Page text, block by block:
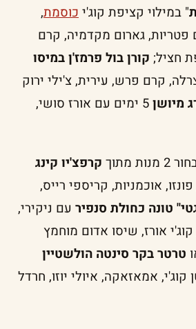
" במילוי קציפת קוג'יכוסמת,
פטריות, גארום מקדמיה, קרם
חציל; קורן בול פרמז'ן במיסו
קרם פרש, עירית, צ'ילי ירוק
מיושן
5 ימים עם אורז סושי,
מתוך
קרפצ'יו קינג
אוכמניות, קריספי רייס,
טונה כחולת סנפיר עם ניקירי,
אורז, שיסו אדום מוחמץ
טרטר בקר סינטה הולשטיין
אמאזאקה, איולי יוזו, חרדל